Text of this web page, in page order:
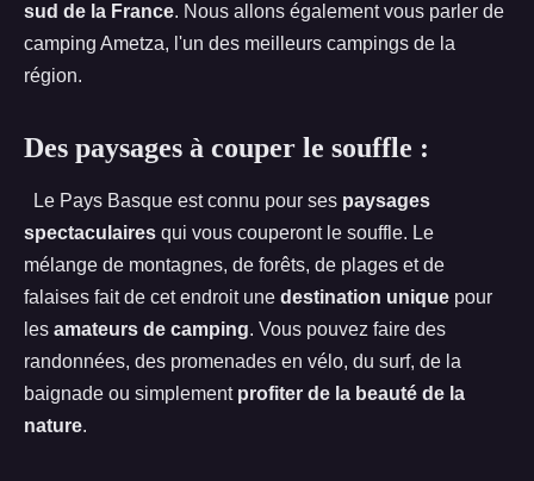
sud de la France. Nous allons également vous parler de
camping Ametza, l'un des meilleurs campings de la
région.
Des paysages à couper le souffle :
Le Pays Basque est connu pour ses paysages
spectaculaires qui vous couperont le souffle. Le
mélange de montagnes, de forêts, de plages et de
falaises fait de cet endroit une destination unique pour
les amateurs de camping. Vous pouvez faire des
randonnées, des promenades en vélo, du surf, de la
baignade ou simplement profiter de la beauté de la
nature.